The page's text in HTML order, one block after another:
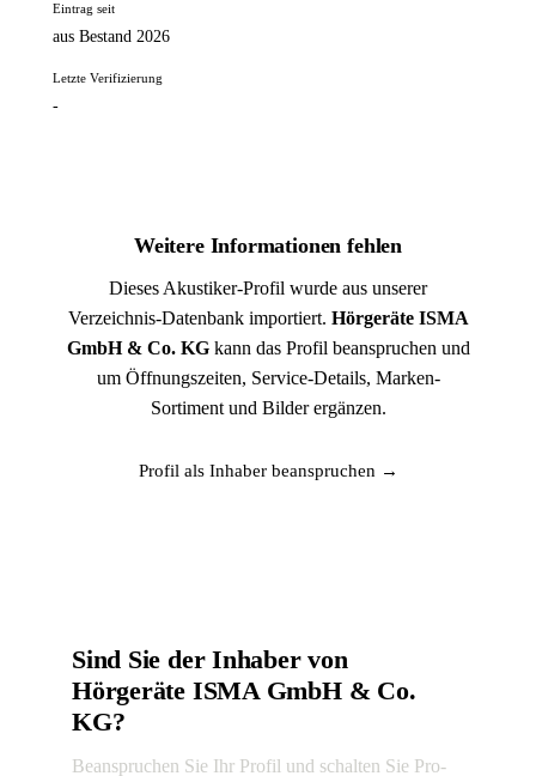
Eintrag seit
aus Bestand 2026
Letzte Verifizierung
-
Weitere Informationen fehlen
Dieses Akustiker-Profil wurde aus unserer
Verzeichnis-Datenbank importiert. Hörgeräte ISMA
GmbH & Co. KGkann das Profil beanspruchen und
um Öffnungszeiten, Service-Details, Marken-
Sortiment und Bilder ergänzen.
Profil als Inhaber beanspruchen →
Sind Sie der Inhaber von
Hörgeräte ISMA GmbH & Co.
KG?
Beanspruchen Sie Ihr Profil und schalten Sie Pro-